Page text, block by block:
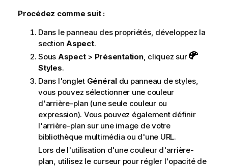
Procédez comme suit :
Dans le panneau des propriétés, développez la
section Aspect.
Sous Aspect> Présentation, cliquez sur
Styles.
Dans l'onglet Généraldu panneau de styles,
vous pouvez sélectionner une couleur
d'arrière-plan (une seule couleur ou
expression). Vous pouvez également définir
l'arrière-plan sur une image de votre
bibliothèque multimédia ou d'une URL.
Lors de l'utilisation d'une couleur d'arrière-
plan, utilisez le curseur pour régler l'opacité de